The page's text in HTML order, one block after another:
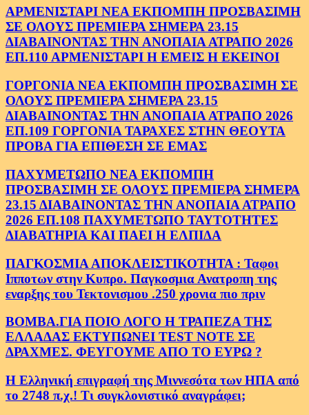
ΑΡΜΕΝΙΣΤΑΡΙ ΝΕΑ ΕΚΠΟΜΠΗ ΠΡΟΣΒΑΣΙΜΗ
ΣΕ ΟΛΟΥΣ ΠΡΕΜΙΕΡΑ ΣΗΜΕΡΑ 23.15
ΔΙΑΒΑΙΝΟΝΤΑΣ ΤΗΝ ΑΝΟΠΑΙΑ ΑΤΡΑΠΟ 2026
ΕΠ.110 ΑΡΜΕΝΙΣΤΑΡΙ Η ΕΜΕΙΣ Η ΕΚΕΙΝΟΙ
ΓΟΡΓΟΝΙΑ ΝΕΑ ΕΚΠΟΜΠΗ ΠΡΟΣΒΑΣΙΜΗ ΣΕ
ΟΛΟΥΣ ΠΡΕΜΙΕΡΑ ΣΗΜΕΡΑ 23.15
ΔΙΑΒΑΙΝΟΝΤΑΣ ΤΗΝ ΑΝΟΠΑΙΑ ΑΤΡΑΠΟ 2026
ΕΠ.109 ΓΟΡΓΟΝΙΑ ΤΑΡΑΧΕΣ ΣΤΗΝ ΘΕΟΥΤΑ
ΠΡΟΒΑ ΓΙΑ ΕΠΙΘΕΣΗ ΣΕ ΕΜΑΣ
ΠΑΧΥΜΕΤΩΠΟ ΝΕΑ ΕΚΠΟΜΠΗ
ΠΡΟΣΒΑΣΙΜΗ ΣΕ ΟΛΟΥΣ ΠΡΕΜΙΕΡΑ ΣΗΜΕΡΑ
23.15 ΔΙΑΒΑΙΝΟΝΤΑΣ ΤΗΝ ΑΝΟΠΑΙΑ ΑΤΡΑΠΟ
2026 ΕΠ.108 ΠΑΧΥΜΕΤΩΠΟ ΤΑΥΤΟΤΗΤΕΣ
ΔΙΑΒΑΤΗΡΙΑ ΚΑΙ ΠΑΕΙ Η ΕΛΠΙΔΑ
ΠΑΓΚΟΣΜΙΑ ΑΠΟΚΛΕΙΣΤΙΚΟΤΗΤΑ : Ταφοι
Ιπποτων στην Κυπρο. Παγκοσμια Ανατροπη της
εναρξης του Τεκτονισμου .250 χρονια πιο πριν
ΒΟΜΒΑ.ΓΙΑ ΠΟΙΟ ΛΟΓΟ Η ΤΡΑΠΕΖΑ ΤΗΣ
ΕΛΛΑΔΑΣ ΕΚΤΥΠΩΝΕΙ TEST NOTE ΣΕ
ΔΡΑΧΜΕΣ. ΦΕΥΓΟΥΜΕ ΑΠΟ ΤΟ ΕΥΡΩ ?
Η Ελληνική επιγραφή της Μιννεσότα των ΗΠΑ από
το 2748 π.χ.! Τι συγκλονιστικό αναγράφει;